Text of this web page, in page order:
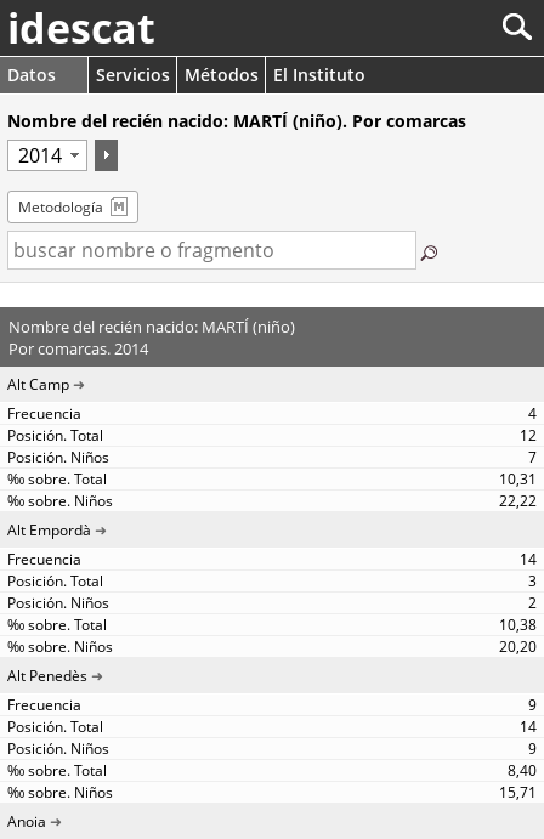
idescat
Datos Servicios Métodos
El Instituto
Nombre del recién nacido: MARTÍ (niño). Por comarcas
Metodología
Nombre del recién nacido: MARTÍ (niño)
Por comarcas. 2014
Alt Camp
4
12
7
10,31
22,22
Alt Empordà
14
3
2
10,38
20,20
Alt Penedès
9
14
9
8,40
15,71
Anoia